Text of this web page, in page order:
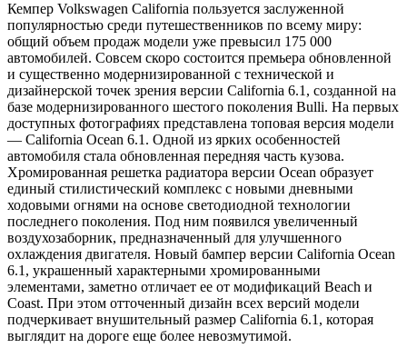
Кемпер Volkswagen California пользуется заслуженной
популярностью среди путешественников по всему миру:
общий объем продаж модели уже превысил 175 000
автомобилей. Совсем скоро состоится премьера обновленной
и существенно модернизированной с технической и
дизайнерской точек зрения версии California 6.1, созданной на
базе модернизированного шестого поколения Bulli. На первых
доступных фотографиях представлена топовая версия модели
— California Ocean 6.1. Одной из ярких особенностей
автомобиля стала обновленная передняя часть кузова.
Хромированная решетка радиатора версии Ocean образует
единый стилистический комплекс с новыми дневными
ходовыми огнями на основе светодиодной технологии
последнего поколения. Под ним появился увеличенный
воздухозаборник, предназначенный для улучшенного
охлаждения двигателя. Новый бампер версии California Ocean
6.1, украшенный характерными хромированными
элементами, заметно отличает ее от модификаций Beach и
Coast. При этом отточенный дизайн всех версий модели
подчеркивает внушительный размер California 6.1, которая
выглядит на дороге еще более невозмутимой.